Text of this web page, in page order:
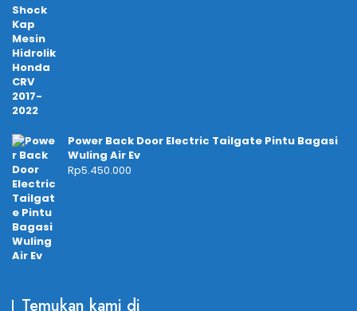
Power Back Door Electric Tailgate Pintu Bagasi
Wuling Air Ev
Rp5.450.000
Temukan kami di